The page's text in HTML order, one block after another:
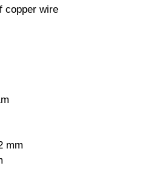
copper wire
mm